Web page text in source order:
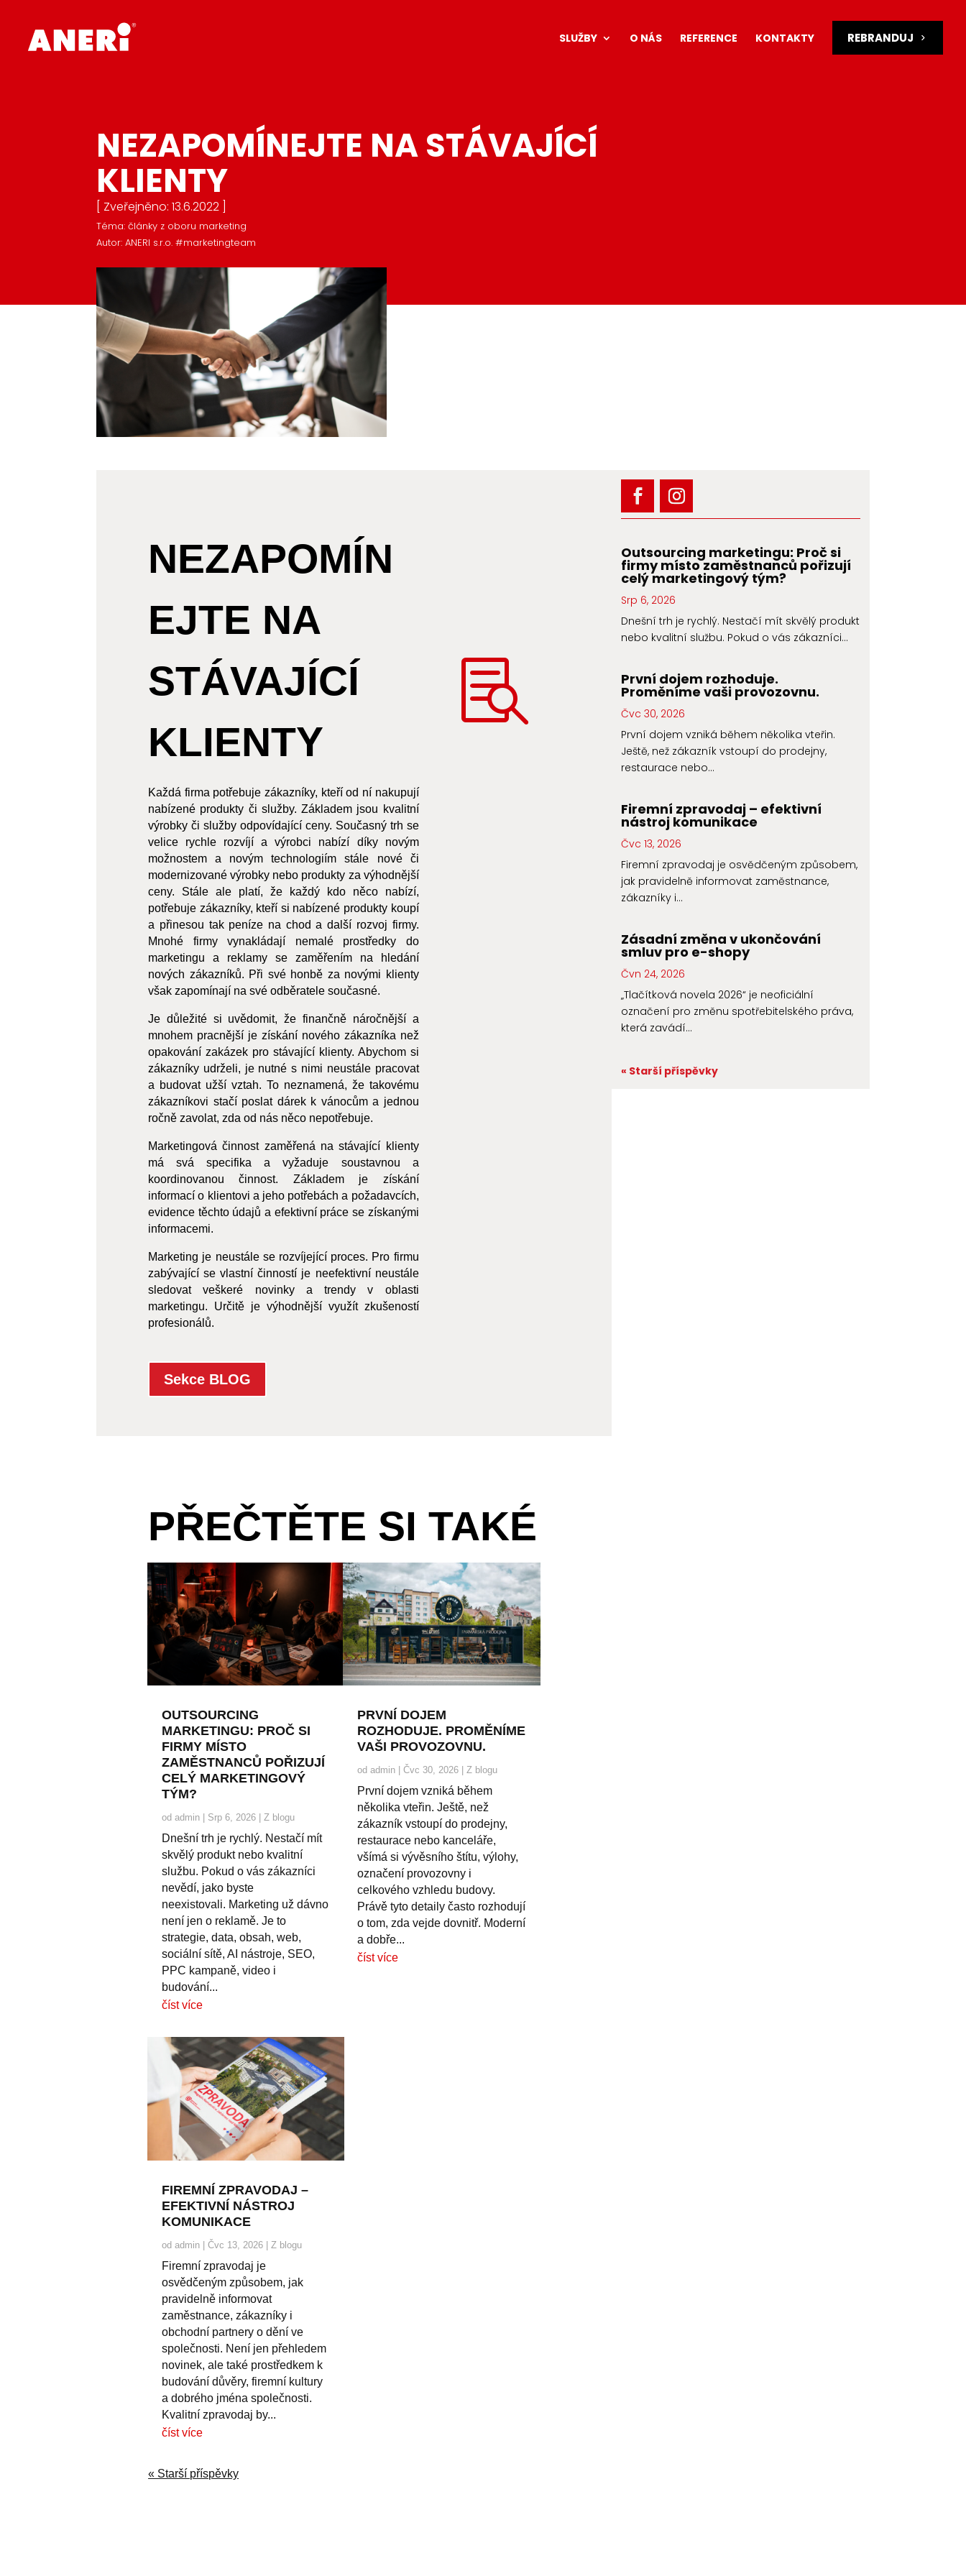
SLUŽBY O NÁS REFERENCE KONTAKTY REBRANDUJ
NEZAPOMÍNEJTE NA STÁVAJÍCÍ
KLIENTY
[ Zveřejněno: 13.6.2022 ]
Téma: články z oboru marketing
Autor: ANERI s.r.o. #marketingteam
NEZAPOMÍN
EJTE NA
STÁVAJÍCÍ
KLIENTY
Každá firma potřebuje zákazníky, kteří od ní nakupují
nabízené produkty či služby. Základem jsou kvalitní
výrobky či služby odpovídající ceny. Současný trh se
velice rychle rozvíjí a výrobci nabízí díky novým
možnostem a novým technologiím stále nové či
modernizované výrobky nebo produkty za výhodnější
ceny. Stále ale platí, že každý kdo něco nabízí,
potřebuje zákazníky, kteří si nabízené produkty koupí
a přinesou tak peníze na chod a další rozvoj firmy.
Mnohé firmy vynakládají nemalé prostředky do
marketingu a reklamy se zaměřením na hledání
nových zákazníků. Při své honbě za novými klienty
však zapomínají na své odběratele současné.
Je důležité si uvědomit, že finančně náročnější a
mnohem pracnější je získání nového zákazníka než
opakování zakázek pro stávající klienty. Abychom si
zákazníky udrželi, je nutné s nimi neustále pracovat
a budovat užší vztah. To neznamená, že takovému
zákazníkovi stačí poslat dárek k vánocům a jednou
ročně zavolat, zda od nás něco nepotřebuje.
Marketingová činnost zaměřená na stávající klienty
má svá specifika a vyžaduje soustavnou a
koordinovanou činnost. Základem je získání
informací o klientovi a jeho potřebách a požadavcích,
evidence těchto údajů a efektivní práce se získanými
informacemi.
Marketing je neustále se rozvíjející proces. Pro firmu
zabývající se vlastní činností je neefektivní neustále
sledovat veškeré novinky a trendy v oblasti
marketingu. Určitě je výhodnější využít zkušeností
profesionálů.
Sekce BLOG

PŘEČTĚTE SI TAKÉ
OUTSOURCING
MARKETINGU: PROČ SI
FIRMY MÍSTO
ZAMĚSTNANCŮ POŘIZUJÍ
CELÝ MARKETINGOVÝ
TÝM?
odadmin Srp 6, 2026 |Z blogu
Dnešní trh je rychlý. Nestačí mít
skvělý produkt nebo kvalitní
službu. Pokud o vás zákazníci
nevědí, jako byste
neexistovali. Marketing už dávno
není jen o reklamě. Je to
strategie, data, obsah, web,
sociální sítě, AI nástroje, SEO,
PPC kampaně, video i
budování...
číst více
FIREMNÍ ZPRAVODAJ –
EFEKTIVNÍ NÁSTROJ
KOMUNIKACE
odadmin |Čvc 13, 2026 Z blogu
Firemní zpravodaj je
osvědčeným způsobem, jak
pravidelně informovat
zaměstnance, zákazníky i
obchodní partnery o dění ve
společnosti. Není jen přehledem
novinek, ale také prostředkem k
budování důvěry, firemní kultury
a dobrého jména společnosti.
Kvalitní zpravodaj by...
číst více
PRVNÍ DOJEM
ROZHODUJE. PROMĚNÍME
VAŠI PROVOZOVNU.
odadmin |Čvc 30, 2026 |Z blogu
První dojem vzniká během
několika vteřin. Ještě, než
zákazník vstoupí do prodejny,
restaurace nebo kanceláře,
všímá si vývěsního štítu, výlohy,
označení provozovny i
celkového vzhledu budovy.
Právě tyto detaily často rozhodují
o tom, zda vejde dovnitř. Moderní
a dobře...
číst více
« Starší příspěvky
Outsourcing marketingu: Proč si
firmy místo zaměstnanců pořizují
celý marketingový tým?
Srp 6, 2026
Dnešní trh je rychlý. Nestačí mít skvělý produkt
nebo kvalitní službu. Pokud o vás zákazníci...
První dojem rozhoduje.
Proměníme vaši provozovnu.
Čvc 30, 2026
První dojem vzniká během několika vteřin.
Ještě, než zákazník vstoupí do prodejny,
restaurace nebo...
Firemní zpravodaj – efektivní
nástroj komunikace
Čvc 13, 2026
Firemní zpravodaj je osvědčeným způsobem,
jak pravidelně informovat zaměstnance,
zákazníky i...
Zásadní změna v ukončování
smluv pro e-shopy
Čvn 24, 2026
„Tlačítková novela 2026“ je neoficiální
označení pro změnu spotřebitelského práva,
která zavádí...
« Starší příspěvky